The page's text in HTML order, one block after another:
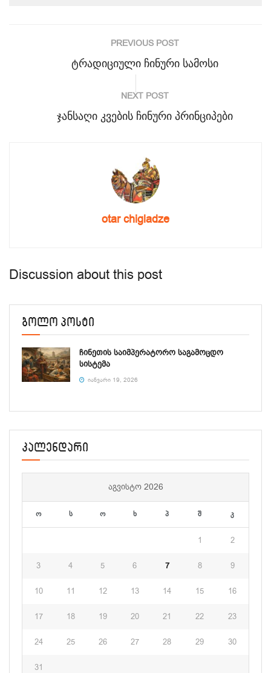
PREVIOUS POST
ტრადიციული ჩინური სამოსი
NEXT POST
ჯანსაღი კვების ჩინური პრინციპები
otar chigladze
Discussion about this post
ბოლო პოსტი
ჩინეთის საიმპერატორო საგამოცდო
სისტემა
ᲘᲐᲜᲕᲐᲠᲘ 19, 2026
კალენდარი
ᲐᲒᲕᲘᲡᲢᲝ 2026
ო ს ო ხ პ შ კ
1 2
3 4 5 6 7 8 9
10 11 12 13 14 15 16
17 18 19 20 21 22 23
24 25 26 27 28 29 30
31